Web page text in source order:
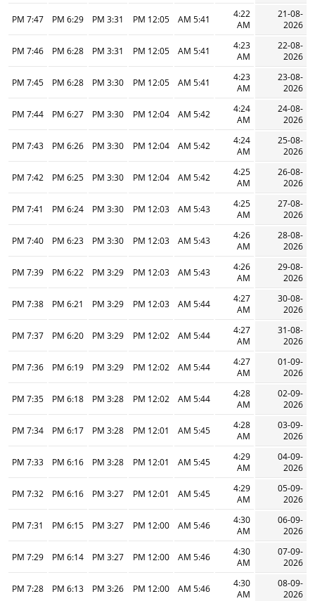
21-08-
2026
4:22
AM
5:41 AM
12:05 PM
3:31 PM
6:29 PM
7:47 PM
22-08-
2026
4:23
AM
5:41 AM
12:05 PM
3:31 PM
6:28 PM
7:46 PM
23-08-
2026
4:23
AM
5:41 AM
12:05 PM
3:30 PM
6:28 PM
7:45 PM
24-08-
2026
4:24
AM
5:42 AM
12:04 PM
3:30 PM
6:27 PM
7:44 PM
25-08-
2026
4:24
AM
5:42 AM
12:04 PM
3:30 PM
6:26 PM
7:43 PM
26-08-
2026
4:25
AM
5:42 AM
12:04 PM
3:30 PM
6:25 PM
7:42 PM
27-08-
2026
4:25
AM
5:43 AM
12:03 PM
3:30 PM
6:24 PM
7:41 PM
28-08-
2026
4:26
AM
5:43 AM
12:03 PM
3:30 PM
6:23 PM
7:40 PM
29-08-
2026
4:26
AM
5:43 AM
12:03 PM
3:29 PM
6:22 PM
7:39 PM
30-08-
2026
4:27
AM
5:44 AM
12:03 PM
3:29 PM
6:21 PM
7:38 PM
31-08-
2026
4:27
AM
5:44 AM
12:02 PM
3:29 PM
6:20 PM
7:37 PM
01-09-
2026
4:27
AM
5:44 AM
12:02 PM
3:29 PM
6:19 PM
7:36 PM
02-09-
2026
4:28
AM
5:44 AM
12:02 PM
3:28 PM
6:18 PM
7:35 PM
03-09-
2026
4:28
AM
5:45 AM
12:01 PM
3:28 PM
6:17 PM
7:34 PM
04-09-
2026
4:29
AM
5:45 AM
12:01 PM
3:28 PM
6:16 PM
7:33 PM
05-09-
2026
4:29
AM
5:45 AM
12:01 PM
3:27 PM
6:16 PM
7:32 PM
06-09-
2026
4:30
AM
5:46 AM
12:00 PM
3:27 PM
6:15 PM
7:31 PM
07-09-
2026
4:30
AM
5:46 AM
12:00 PM
3:27 PM
6:14 PM
7:29 PM
08-09-
2026
4:30
AM
5:46 AM
12:00 PM
3:26 PM
6:13 PM
7:28 PM